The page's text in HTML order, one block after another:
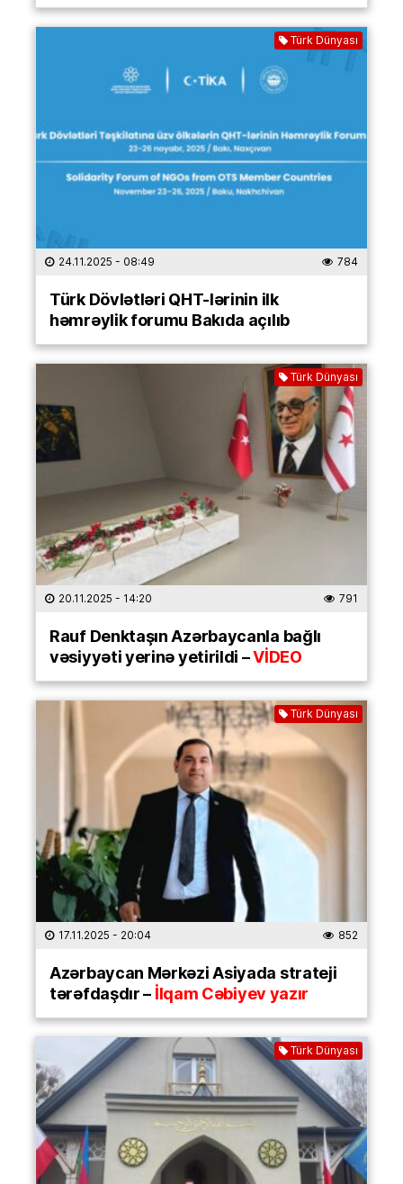
Türk Dünyası
24.11.2025 - 08:49 784
Türk Dövlətləri QHT-lərinin ilk
həmrəylik forumu Bakıda açılıb
Türk Dünyası
20.11.2025 - 14:20 791
Rauf Denktaşın Azərbaycanla bağlı
vəsiyyəti yerinə yetirildi –VİDEO
Türk Dünyası
17.11.2025 - 20:04 852
Azərbaycan Mərkəzi Asiyada strateji
tərəfdaşdır –İlqam Cəbiyev yazır
Türk Dünyası